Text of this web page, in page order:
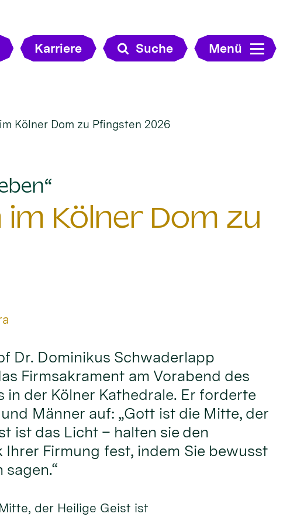
Karriere Suche Menü
Kölner Dom zu Pfingsten 2026
Kölner Dom zu
Dr. Dominikus Schwaderlapp
Firmsakrament am Vorabend des
in der Kölner Kathedrale. Er forderte
Männer auf: „Gott ist die Mitte, der
ist das Licht – halten sie den
Ihrer Firmung fest, indem Sie bewusst
sagen.“
der Heilige Geist ist